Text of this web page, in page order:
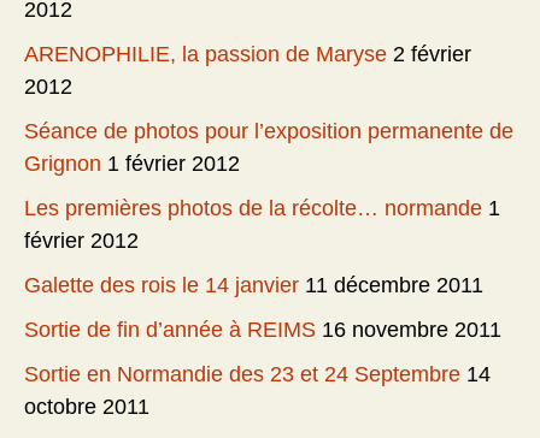
2012
ARENOPHILIE, la passion de Maryse 2 février
2012
Séance de photos pour l’exposition permanente de
Grignon 1 février 2012
Les premières photos de la récolte… normande 1
février 2012
Galette des rois le 14 janvier 11 décembre 2011
Sortie de fin d’année à REIMS 16 novembre 2011
Sortie en Normandie des 23 et 24 Septembre 14
octobre 2011